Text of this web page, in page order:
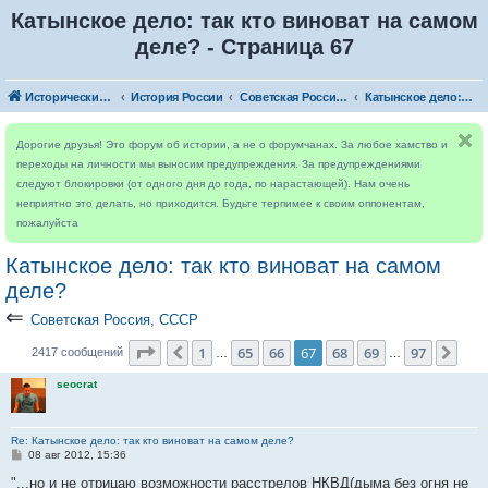
Катынское дело: так кто виноват на самом
деле? - Страница 67
Исторический форум История России Советская Россия, СССР Катынское дело: так кто виноват на самом деле?
Дорогие друзья! Это форум об истории, а не о форумчанах. За любое хамство и
переходы на личности мы выносим предупреждения. За предупреждениями
следуют блокировки (от одного дня до года, по нарастающей). Нам очень
неприятно это делать, но приходится. Будьте терпимее к своим оппонентам,
пожалуйста
Катынское дело: так кто виноват на самом
деле?
⇐ Советская Россия, СССР
2417 сообщений Страница 67из 97
Пред.
1 65 66 67 68 69 97
seocrat
Re: Катынское дело: так кто виноват на самом деле?
С08 авг 2012, 15:36
"...но и не отрицаю возможности расстрелов НКВД(дыма без огня не